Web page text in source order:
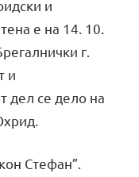
и
е на 14. 10.
г.
и
дел се дело на
Стефан”.